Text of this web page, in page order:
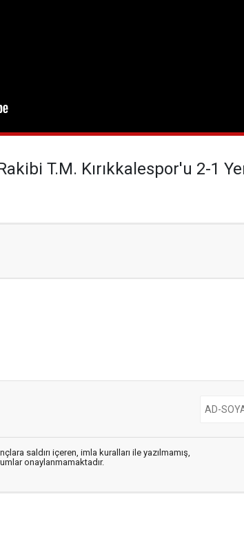
T.M. Kırıkkalespor'u 2-1
saldırı içeren, imla kuralları ile yazılmamış,
onaylanmamaktadır.